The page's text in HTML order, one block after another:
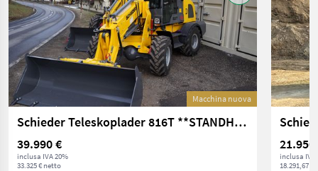
Macchina nuova
Schieder Teleskoplader 816T **STANDHEIZUNG** AUF LAGER
39.990 €
inclusa IVA 20%
33.325 € netto
21.950
inclusa IVA
18.291,67 €